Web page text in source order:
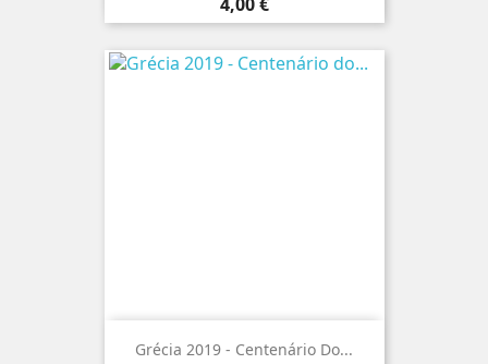
Grécia 2019 - Centenário Do...